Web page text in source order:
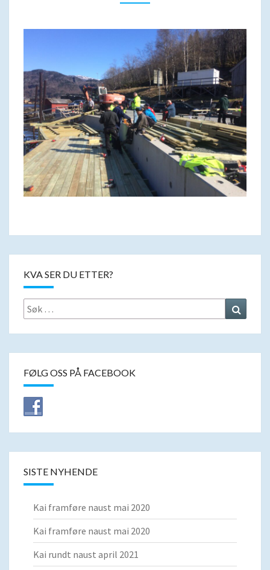
KVA SER DU ETTER?
Search
for:
FØLG OSS PÅ FACEBOOK
SISTE NYHENDE
Kai framføre naust mai 2020
Kai framføre naust mai 2020
Kai rundt naust april 2021